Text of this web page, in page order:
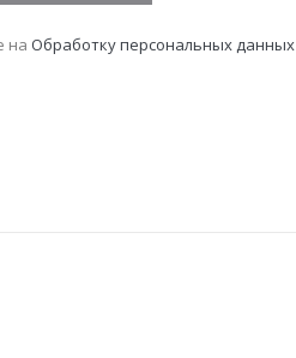
на Обработку персональных данных